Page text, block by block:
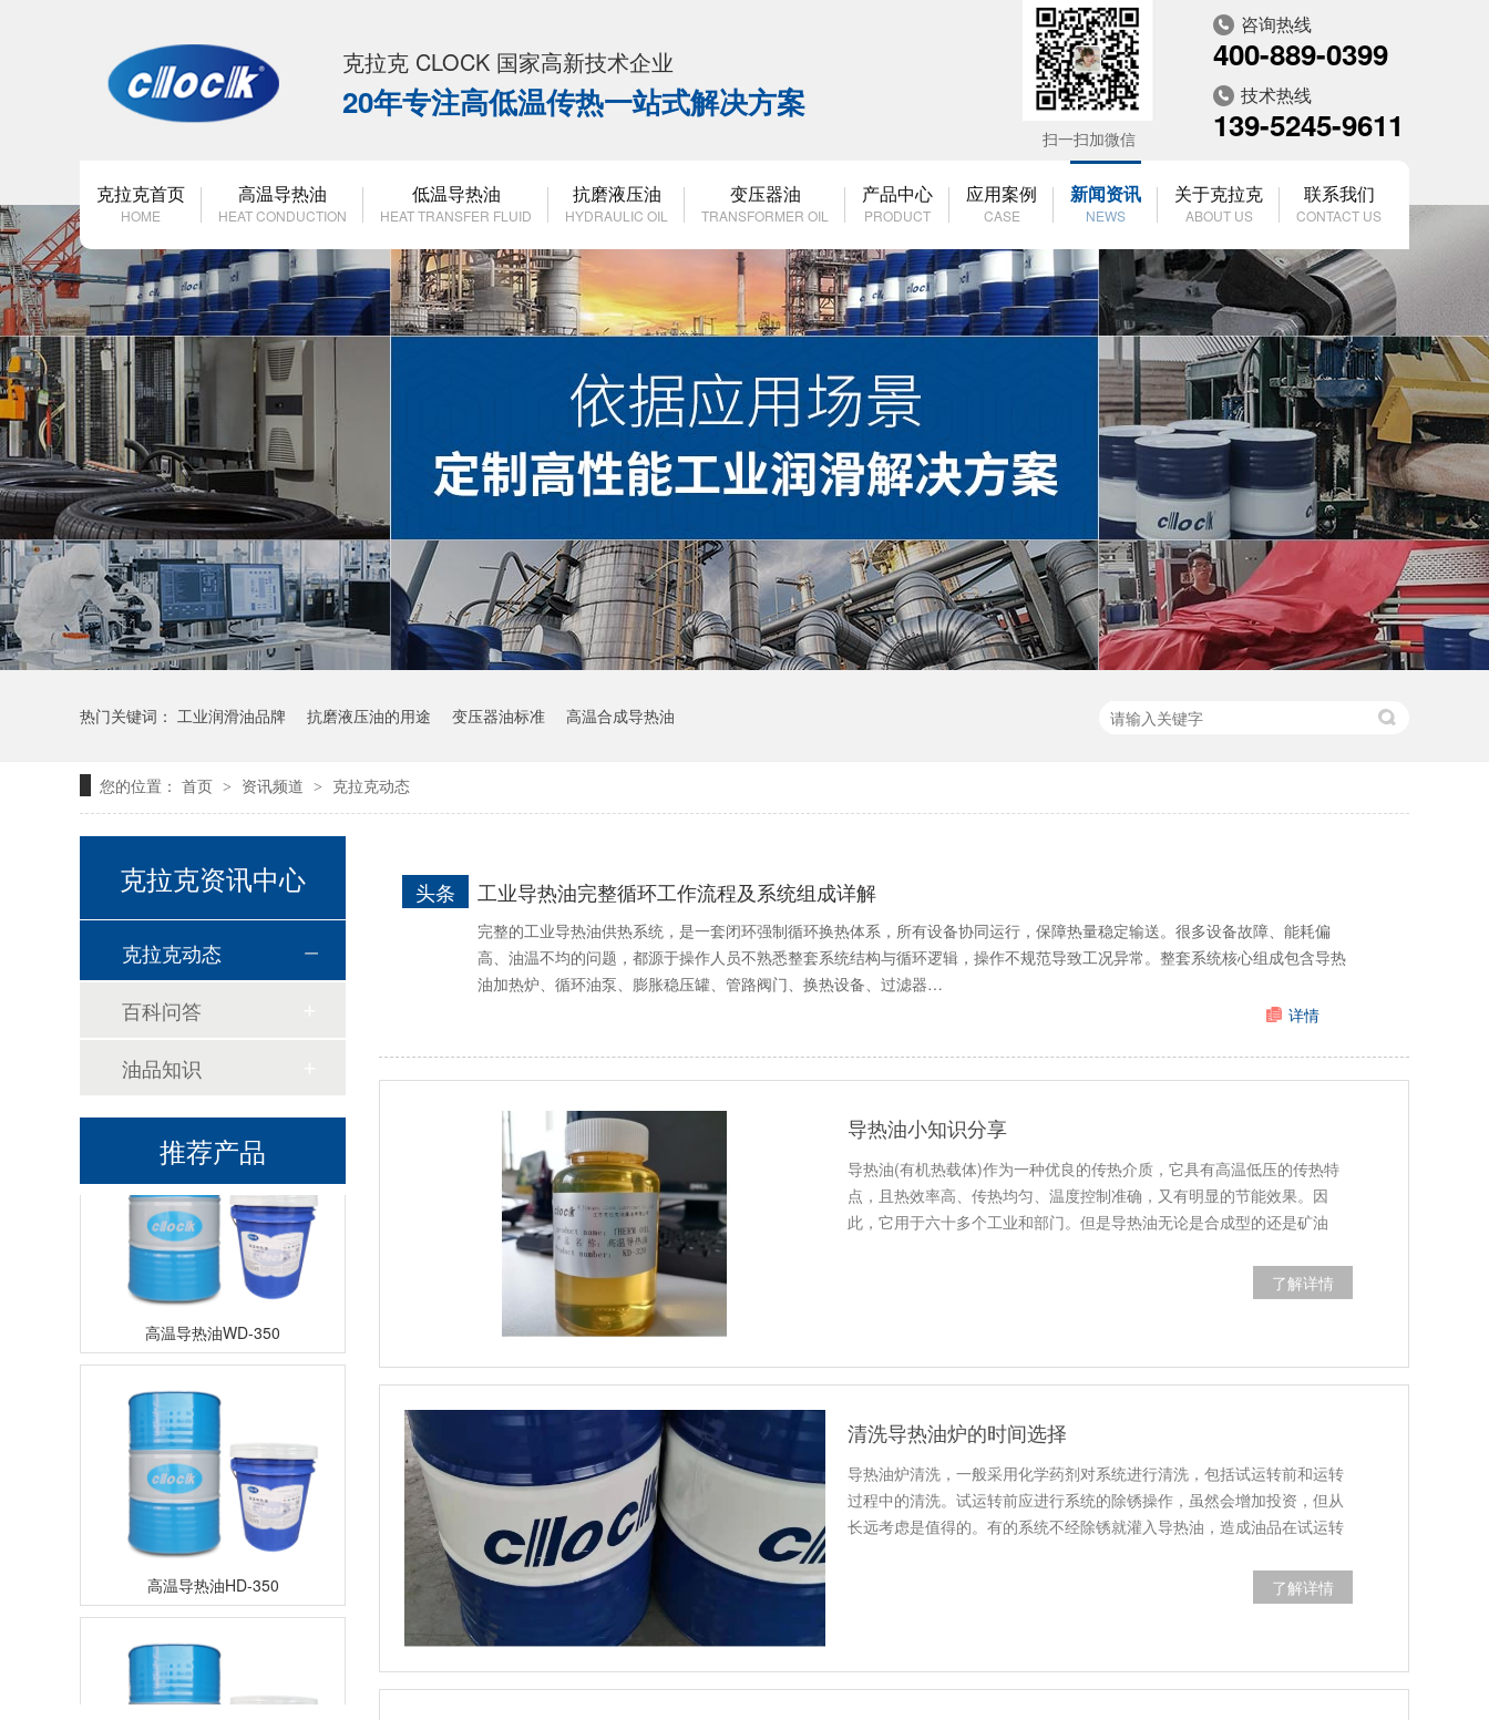
克拉克 CLOCK 国家高新技术企业
20年专注高低温传热一站式解决方案
咨询热线
400-889-0399
技术热线
139-5245-9611
扫一扫加微信
克拉克首页
HOME
高温导热油
HEAT CONDUCTION
低温导热油
HEAT TRANSFER FLUID
抗磨液压油
HYDRAULIC OIL
变压器油
TRANSFORMER OIL
产品中心
PRODUCT
应用案例
CASE
新闻资讯
NEWS
关于克拉克
ABOUT US
联系我们
CONTACT US
热门关键词： 工业润滑油品牌 抗磨液压油的用途 变压器油标准 高温合成导热油
您的位置： 首页 > 资讯频道 > 克拉克动态
工业导热油完整循环工作流程及系统组成详解
头条
完整的工业导热油供热系统，是一套闭环强制循环换热体系，所有设备协同运行，保障热量稳定输送。很多设备故障、能耗偏
高、油温不均的问题，都源于操作人员不熟悉整套系统结构与循环逻辑，操作不规范导致工况异常。整套系统核心组成包含导热
油加热炉、循环油泵、膨胀稳压罐、管路阀门、换热设备、过滤器…
详情
导热油小知识分享
导热油(有机热载体)作为一种优良的传热介质，它具有高温低压的传热特
点，且热效率高、传热均匀、温度控制准确，又有明显的节能效果。因
此，它用于六十多个工业和部门。但是导热油无论是合成型的还是矿油
了解详情
清洗导热油炉的时间选择
导热油炉清洗，一般采用化学药剂对系统进行清洗，包括试运转前和运转
过程中的清洗。试运转前应进行系统的除锈操作，虽然会增加投资，但从
长远考虑是值得的。有的系统不经除锈就灌入导热油，造成油品在试运转
了解详情
克拉克资讯中心
克拉克动态
百科问答
油品知识
推荐产品
高温链条油HL350
高温导热油WD-320
高温导热油KD-320